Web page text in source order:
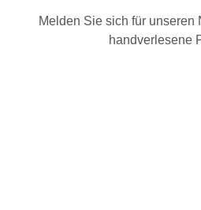
Melden Sie sich für
handverlesene